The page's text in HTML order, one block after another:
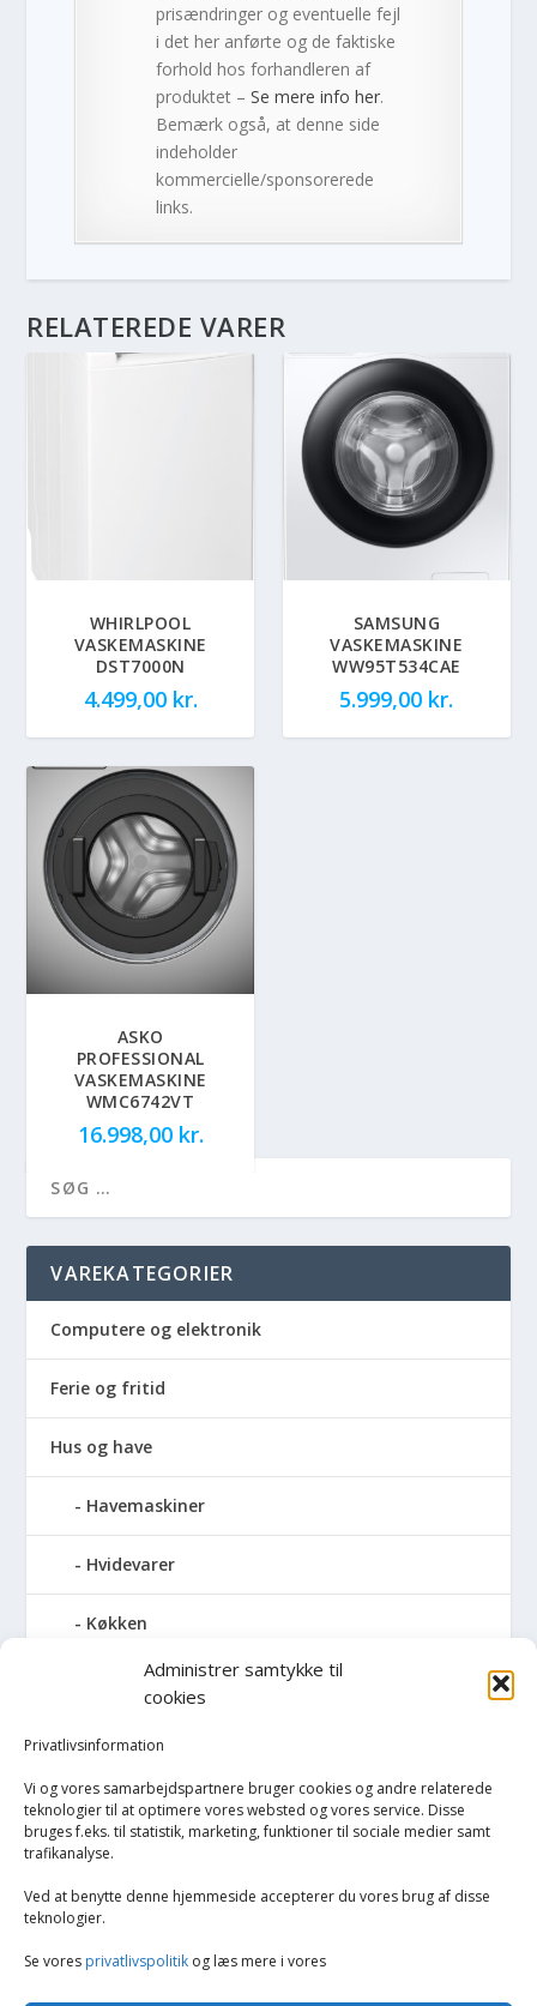
Administrer samtykke til
cookies
Privatlivsinformation
Vi og vores samarbejdspartnere bruger cookies og andre relaterede
teknologier til at optimere vores websted og vores service. Disse
bruges f.eks. til statistik, marketing, funktioner til sociale medier samt
trafikanalyse.
Ved at benytte denne hjemmeside accepterer du vores brug af disse
teknologier.
Se vores privatlivspolitik og læs mere i vores
prisændringer og eventuelle fejl
i det her anførte og de faktiske
forhold hos forhandleren af
produktet –Se mere info her.
Bemærk også, at denne side
indeholder
kommercielle/sponsorerede
links.
RELATEREDE VARER
WHIRLPOOL
VASKEMASKINE
DST7000N
4.499,00 kr.
SAMSUNG
VASKEMASKINE
WW95T534CAE
5.999,00 kr.
ASKO
PROFESSIONAL
VASKEMASKINE
WMC6742VT
16.998,00 kr.
VAREKATEGORIER
Computere og elektronik
Ferie og fritid
Hus og have
Havemaskiner
Hvidevarer
Køkken
Elkedler
Kaffemaskiner
Køkkenmaskiner og tilbehør
Køkkenvægte
Opvarmning